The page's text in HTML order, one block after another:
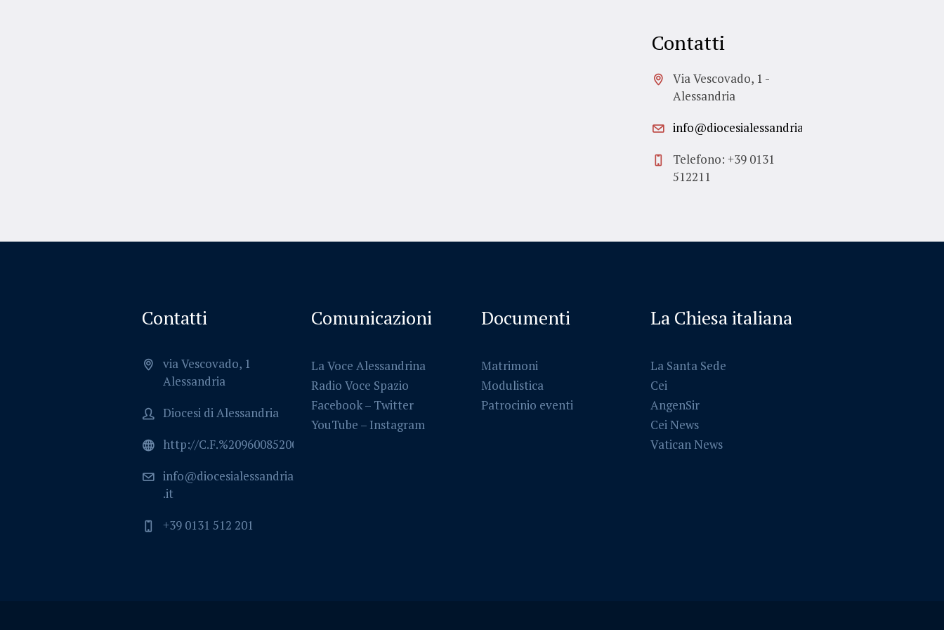
Contatti
Via Vescovado, 1 -
Alessandria
info@diocesialessandria.it
Telefono: +39 0131
512211
Contatti
via Vescovado, 1
Alessandria
Diocesi di Alessandria
http://C.F.%2096008520064
info@diocesialessandria
.it
+39 0131 512 201
Comunicazioni
La Voce Alessandrina
Radio Voce Spazio
Facebook– Twitter
YouTube – Instagram
Documenti
Matrimoni
Modulistica
Patrocinio eventi
La Chiesa italiana
La Santa Sede
Cei
AngenSir
Cei News
Vatican News